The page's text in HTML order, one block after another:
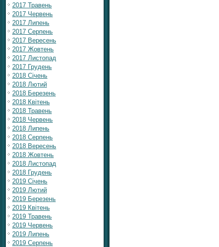
2017 Травень
2017 Червень
2017 Липень
2017 Серпень
2017 Вересень
2017 Жовтень
2017 Листопад
2017 Грудень
2018 Січень
2018 Лютий
2018 Березень
2018 Квітень
2018 Травень
2018 Червень
2018 Липень
2018 Серпень
2018 Вересень
2018 Жовтень
2018 Листопад
2018 Грудень
2019 Січень
2019 Лютий
2019 Березень
2019 Квітень
2019 Травень
2019 Червень
2019 Липень
2019 Серпень